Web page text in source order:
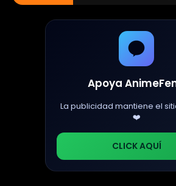
Apoya
La publicidad mantiene el
❤️
CLICK AQUÍ